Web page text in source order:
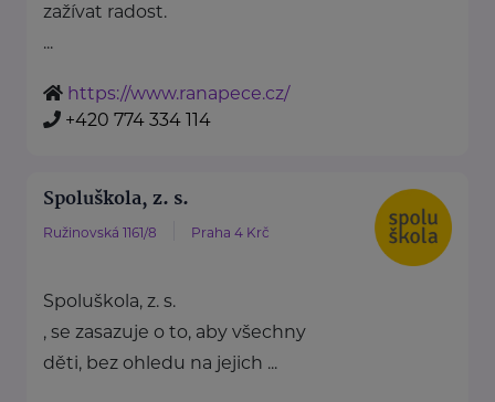
zažívat radost.
...
https://www.ranapece.cz/
+420 774 334 114
Spoluškola, z. s.
Ružinovská 1161/8 Praha 4 Krč
Spoluškola, z. s.
, se zasazuje o to, aby všechny
děti, bez ohledu na jejich ...